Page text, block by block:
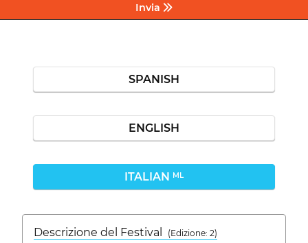
Invia
SPANISH
ENGLISH
ITALIAN ML
Descrizione del Festival
( Edizione: 2)